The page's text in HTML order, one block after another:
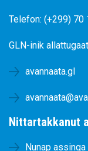
Telefon: (+299) 70
GLN-inik
avannaata.gl
Nittartakkanut
Nunap